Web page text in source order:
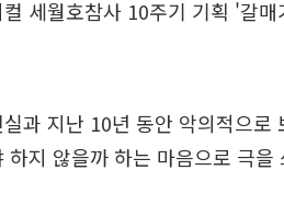
세월호참사 10주기 기획 '갈매
과 지난 10년 동안 악의적으로
지 않을까 하는 마음으로 극을